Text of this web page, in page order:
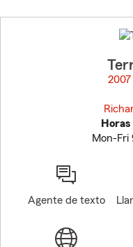
2007
Mon-Fri
Agente de texto